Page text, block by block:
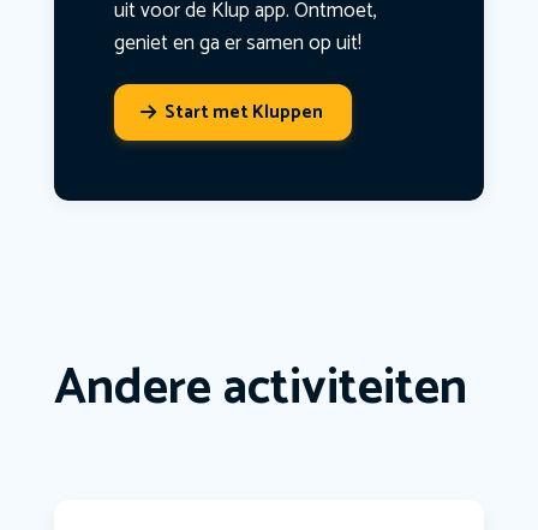
uit voor de Klup app. Ontmoet,
geniet en ga er samen op uit!
Start met Kluppen
Andere activiteiten